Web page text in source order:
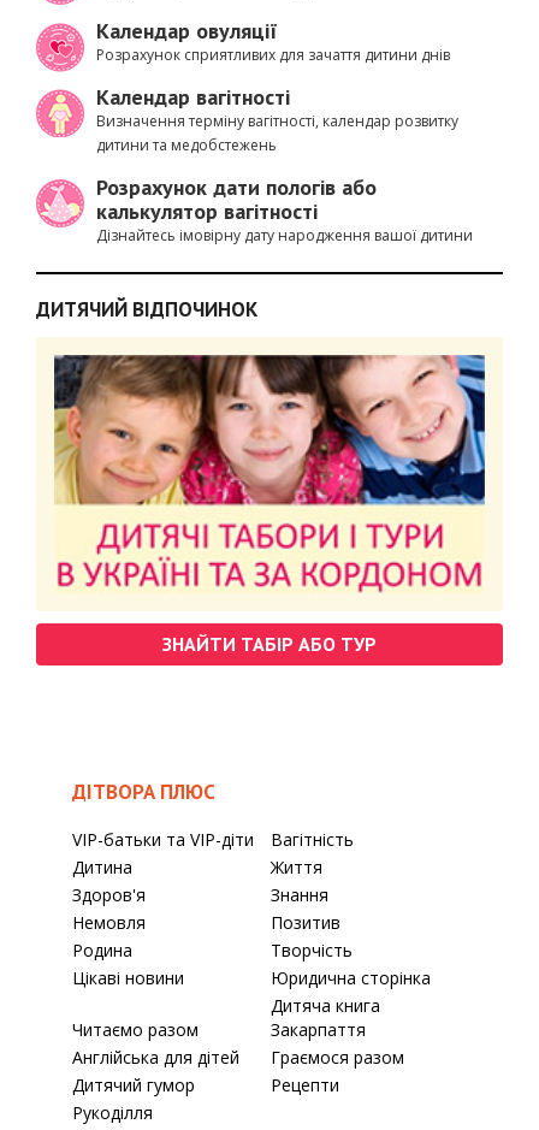
Календар овуляції
Розрахунок сприятливих для зачаття дитини днів
Календар вагітності
Визначення терміну вагітності, календар розвитку
дитини та медобстежень
Розрахунок дати пологів або
калькулятор вагітності
Дізнайтесь імовірну дату народження вашої дитини
ДИТЯЧИЙ ВІДПОЧИНОК
ЗНАЙТИ ТАБІР АБО ТУР
ДІТВОРА ПЛЮС
VIP-батьки та VIP-діти
Вагітність
Дитина
Життя
Здоров'я
Знання
Немовля
Позитив
Родина
Творчість
Цікаві новини
Юридична сторінка
Читаємо разом
Дитяча книга
Закарпаття
Англійська для дітей
Граємося разом
Дитячий гумор
Рецепти
Рукоділля